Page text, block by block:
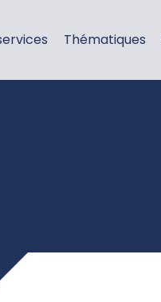
Thématiques